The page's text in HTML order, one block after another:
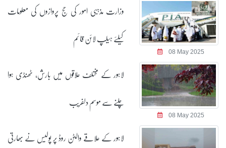
08 May 2025
وزارت مذہبی امور کی حج پروازوں کی معلومات
کیلئے ہیلپ لائن قائم
08 May 2025
لاہور کے مختلف علاقوں میں بارش، ٹھنڈی ہوا
چلنے سے موسم دلفریب
لاہور کے علاقے والٹن روڈ پر پولیس نے بھارتی